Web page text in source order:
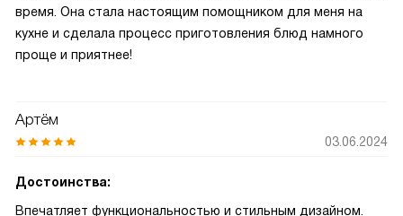
время. Она стала настоящим помощником для меня на
кухне и сделала процесс приготовления блюд намного
проще и приятнее!
Артём
03.06.2024
Достоинства:
Впечатляет функциональностью и стильным дизайном.